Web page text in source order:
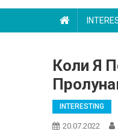
Коли Я
INTERESTING
20.07.2022